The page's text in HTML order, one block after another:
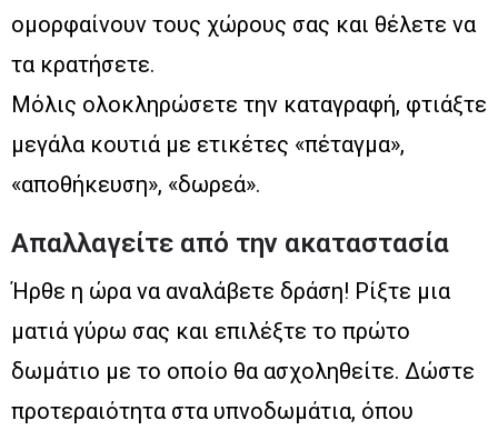
ομορφαίνουν τους χώρους σας και θέλετε να
τα κρατήσετε.
Μόλις ολοκληρώσετε την καταγραφή, φτιάξτε
μεγάλα κουτιά με ετικέτες «πέταγμα»,
«αποθήκευση», «δωρεά».
Απαλλαγείτε από την ακαταστασία
Ήρθε η ώρα να αναλάβετε δράση! Ρίξτε μια
ματιά γύρω σας και επιλέξτε το πρώτο
δωμάτιο με το οποίο θα ασχοληθείτε. Δώστε
προτεραιότητα στα υπνοδωμάτια, όπου